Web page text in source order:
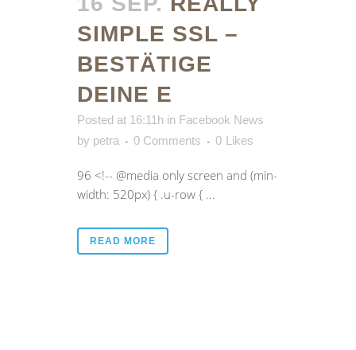
SIMPLE SSL –
BESTÄTIGE
DEINE E
Posted at 16:11h in Facebook News
by petra 0 Comments 0 Likes
96 <!-- @media only screen and (min-
width: 520px) { .u-row { ...
READ MORE